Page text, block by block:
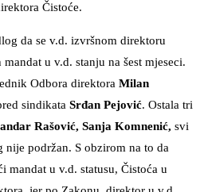
Čistoće.
da se v.d. izvršnom direktoru
u v.d. stanju na šest mjeseci.
Odbora direktora Milan
sindikata Srđan Pejović. Ostala tri
Rašović, Sanja Komnenić, svi
nije podržan. S obzirom na to da
mandat u v.d. statusu, Čistoća u